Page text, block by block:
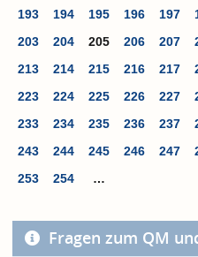
193
194 195 196 197
203
204 205 206 207
213
214 215 216 217
223
224 225 226 227
233
234 235 236 237
243
244 245 246 247
253
254 …
Fragen zum QM